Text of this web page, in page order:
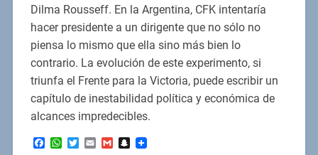
Dilma Rousseff. En la Argentina, CFK intentaría
hacer presidente a un dirigente que no sólo no
piensa lo mismo que ella sino más bien lo
contrario. La evolución de este experimento, si
triunfa el Frente para la Victoria, puede escribir un
capítulo de inestabilidad política y económica de
alcances impredecibles.
Facebook
WhatsApp
TwitterEmailGmailSnapchat